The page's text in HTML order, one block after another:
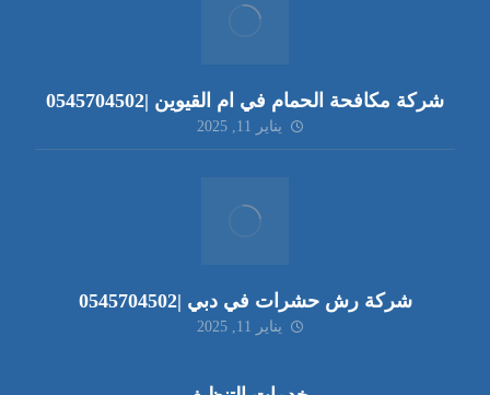
شركة مكافحة الحمام في ام القيوين |0545704502
يناير 11, 2025
شركة رش حشرات في دبي |0545704502
يناير 11, 2025